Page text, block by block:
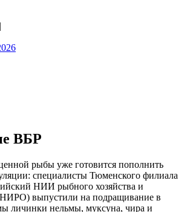
|
ВБР
рыбы уже готовится пополнить
специалисты Тюменского филиала
НИИ рыбного хозяйства и
выпустили на подращивание в
личинки нельмы, муксуна, чира и